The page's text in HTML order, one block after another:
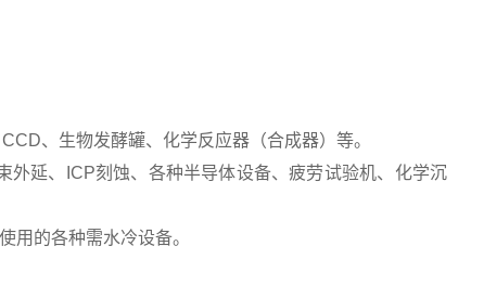
、生物发酵罐、化学反应器（合成器）等。
延、ICP刻蚀、各种半导体设备、疲劳试验机、化学沉
用的各种需水冷设备。